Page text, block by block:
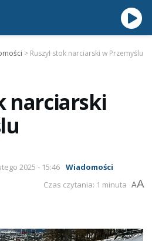
> Ruszył stok narciarski w Przemyślu
narciarski
2025 - 15:46 Wiadomości
Czas czytania: 1 minuta AA